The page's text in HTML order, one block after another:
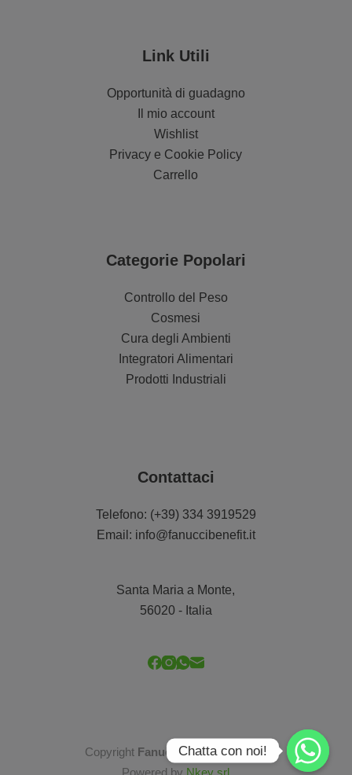
Link Utili
Opportunità di guadagno
Il mio account
Wishlist
Privacy e Cookie Policy
Carrello
Categorie Popolari
Controllo del Peso
Cosmesi
Cura degli Ambienti
Integratori Alimentari
Prodotti Industriali
Contattaci
Telefono: (+39) 334 3919529
Email: info@fanuccibenefit.it
Santa Maria a Monte,
56020 - Italia
Copyright Fanucci Benefit© 2026
Powered by Nkey srl
Chatta con noi!